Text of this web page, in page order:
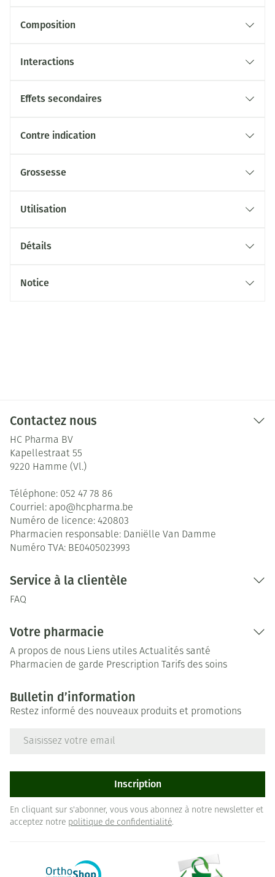
Composition
Interactions
Effets secondaires
Contre indication
Grossesse
Utilisation
Détails
Notice
Contactez nous
HC Pharma BV
Kapellestraat 55
9220 Hamme (Vl.)
Téléphone: 052 47 78 86
Courriel: apo@hcpharma.be
Numéro de licence: 420803
Pharmacien responsable: Daniëlle Van Damme
Numéro TVA: BE0405023993
Service à la clientèle
FAQ
Votre pharmacie
A propos de nous Liens utiles Actualités santé
Pharmacien de garde Prescription Tarifs des soins
Bulletin d’information
Restez informé des nouveaux produits et promotions
Inscription
En cliquant sur s'abonner, vous vous abonnez à notre newsletter et
acceptez notre politique de confidentialité.